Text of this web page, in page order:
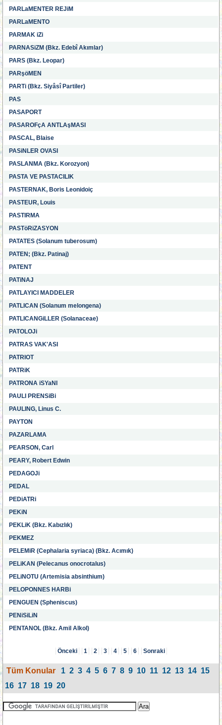
PARLaMENTER REJiM
PARLaMENTO
PARMAK iZi
PARNASiZM (Bkz. Edebî Akımlar)
PARS (Bkz. Leopar)
PARşöMEN
PARTi (Bkz. Siyâsî Partiler)
PAS
PASAPORT
PASAROFçA ANTLAşMASI
PASCAL, Blaise
PASiNLER OVASI
PASLANMA (Bkz. Korozyon)
PASTA VE PASTACILIK
PASTERNAK, Boris Leonidoiç
PASTEUR, Louis
PASTIRMA
PASTöRiZASYON
PATATES (Solanum tuberosum)
PATEN; (Bkz. Patinaj)
PATENT
PATiNAJ
PATLAYICI MADDELER
PATLICAN (Solanum melongena)
PATLICANGiLLER (Solanaceae)
PATOLOJi
PATRAS VAK'ASI
PATRIOT
PATRiK
PATRONA iSYaNI
PAULI PRENSiBi
PAULING, Linus C.
PAYTON
PAZARLAMA
PEARSON, Carl
PEARY, Robert Edwin
PEDAGOJi
PEDAL
PEDiATRi
PEKiN
PEKLiK (Bkz. Kabızlık)
PEKMEZ
PELEMiR (Cephalaria syriaca) (Bkz. Acımık)
PELiKAN (Pelecanus onocrotalus)
PELiNOTU (Artemisia absinthium)
PELOPONNES HARBi
PENGUEN (Spheniscus)
PENiSiLiN
PENTANOL (Bkz. Amil Alkol)
Önceki 1 2 3 4 5 6 Sonraki
Tüm Konular 1 2 3 4 5 6 7 8 9 10 11 12 13 14 15
16 17 18 19 20